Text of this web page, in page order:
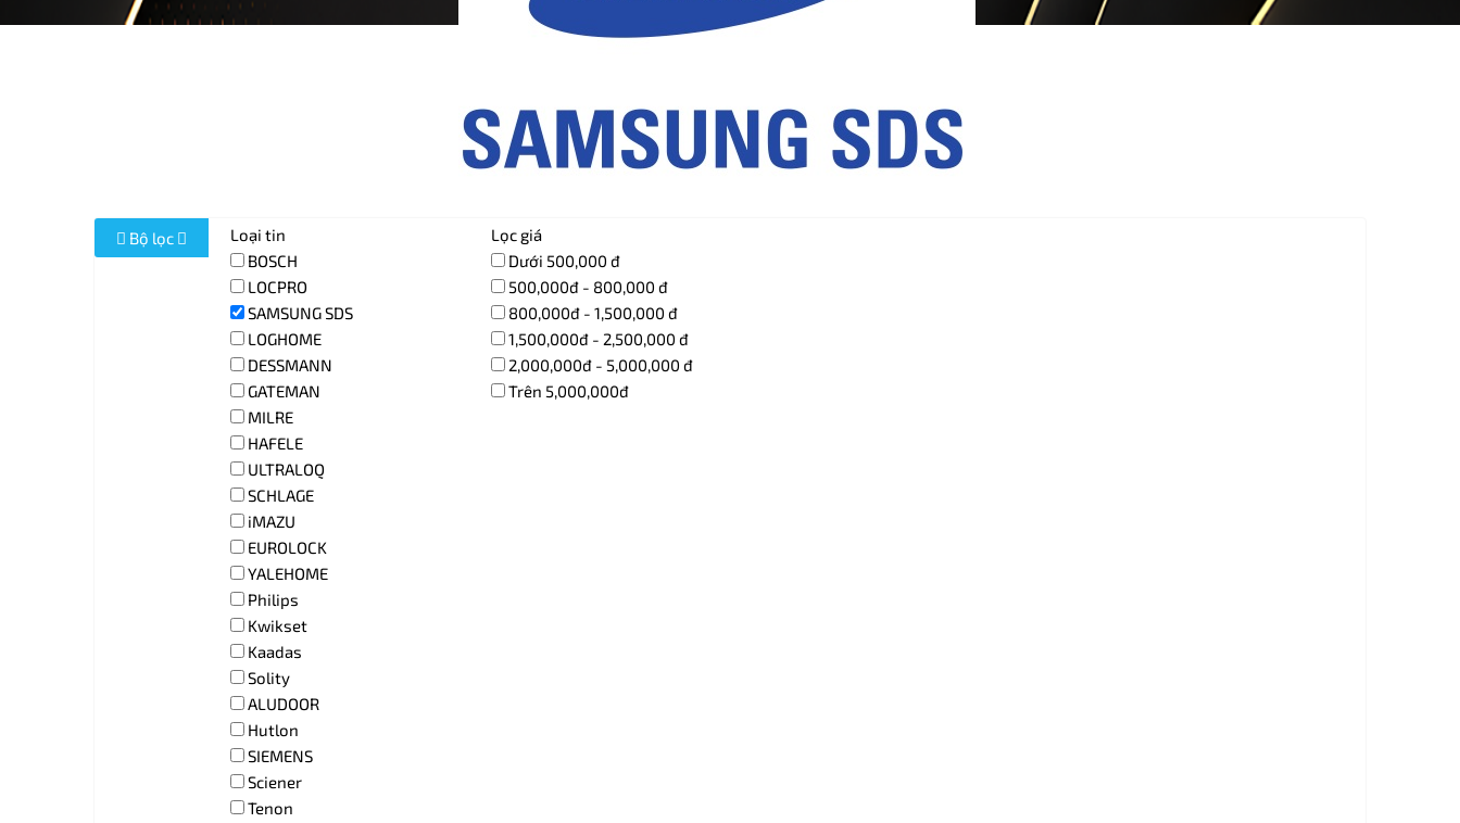
Bộ lọc
Loại tin
BOSCH
LOCPRO
SAMSUNG SDS
LOGHOME
DESSMANN
GATEMAN
MILRE
HAFELE
ULTRALOQ
SCHLAGE
iMAZU
EUROLOCK
YALEHOME
Philips
Kwikset
Kaadas
Solity
ALUDOOR
Hutlon
SIEMENS
Sciener
Tenon
Lọc giá
Dưới 500,000 đ
500,000đ - 800,000 đ
800,000đ - 1,500,000 đ
1,500,000đ - 2,500,000 đ
2,000,000đ - 5,000,000 đ
Trên 5,000,000đ